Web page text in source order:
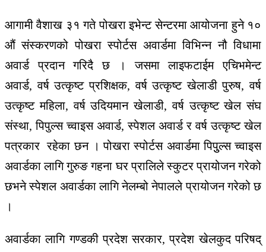
आगामी वैशाख ३१ गते पोखरा इभेन्ट सेन्टरमा आयोजना हुने १०
औं संस्करणको पोखरा स्पोर्टस अवार्डमा विभिन्न नौ विधामा
अवार्ड प्रदान गरिदै छ । जसमा लाइफटाईम एचिभमेन्ट
अवार्ड, वर्ष उत्कृष्ट प्रशिक्षक, वर्ष उत्कृष्ट खेलाडी पुरुष, वर्ष
उत्कृष्ट महिला, वर्ष उदियमान खेलाडी, वर्ष उत्कृष्ट खेल संघ
संस्था, पिपुल्स च्वाइस अवार्ड, स्पेशल अवार्ड र वर्ष उत्कृष्ट खेल
पत्रकार रहेका छन । पोखरा स्पोर्टस अवार्डमा पिपुुल्स च्वाइस
अवार्डका लागि गुरुङ गहना घर प्रालिले स्कुटर प्रायोजन गरेको
छभने स्पेशल अवार्डका लागि नेलम्बो नेपालले प्रायोजन गरेको छ
।
अवार्डका लागि गण्डकी प्रदेश सरकार, प्रदेश खेलकुद परिषद्